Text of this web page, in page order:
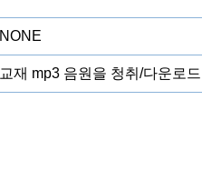
NONE
교재 mp3 음원을 청취/다운로